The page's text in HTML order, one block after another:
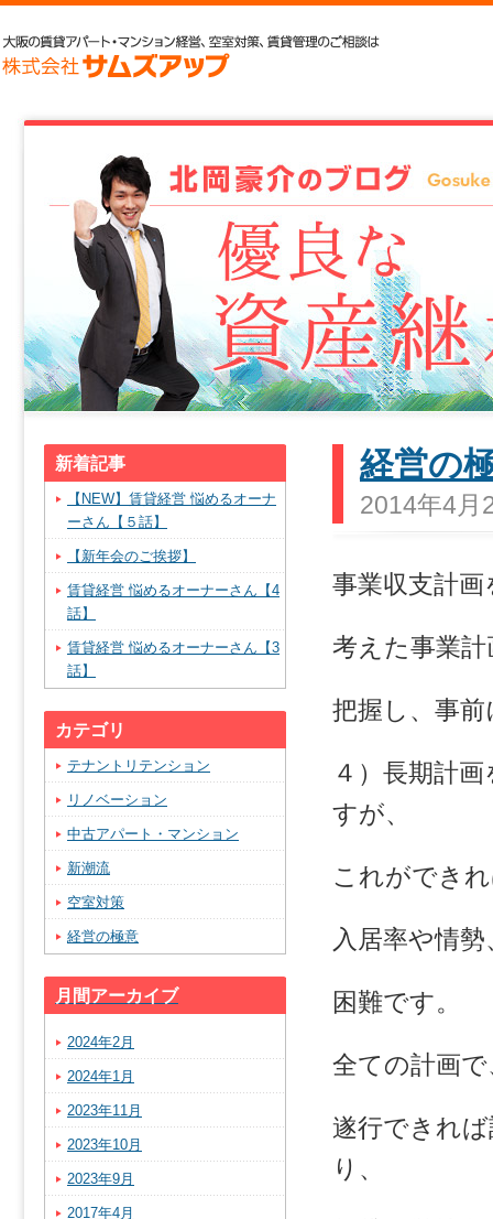
経営の
2014年4月
事業収支計
考えた事業
把握し、事
４）長期計
すが、
これができ
入居率や情
困難です。
全ての計画
遂行できれ
り、
新着記事
【NEW】賃貸経営 悩めるオーナ
ーさん【５話】
【新年会のご挨拶】
賃貸経営 悩めるオーナーさん【4
話】
賃貸経営 悩めるオーナーさん【3
話】
カテゴリ
テナントリテンション
リノベーション
中古アパート・マンション
新潮流
空室対策
経営の極意
月間アーカイブ
2024年2月
2024年1月
2023年11月
2023年10月
2023年9月
2017年4月